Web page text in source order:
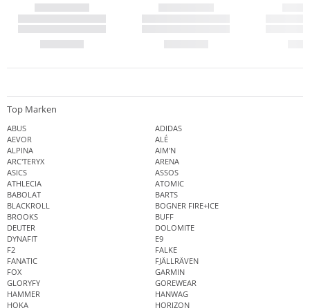
Top Marken
ABUS
ADIDAS
AEVOR
ALÉ
ALPINA
AIM'N
ARC'TERYX
ARENA
ASICS
ASSOS
ATHLECIA
ATOMIC
BABOLAT
BARTS
BLACKROLL
BOGNER FIRE+ICE
BROOKS
BUFF
DEUTER
DOLOMITE
DYNAFIT
E9
F2
FALKE
FANATIC
FJÄLLRÄVEN
FOX
GARMIN
GLORYFY
GOREWEAR
HAMMER
HANWAG
HOKA
HORIZON